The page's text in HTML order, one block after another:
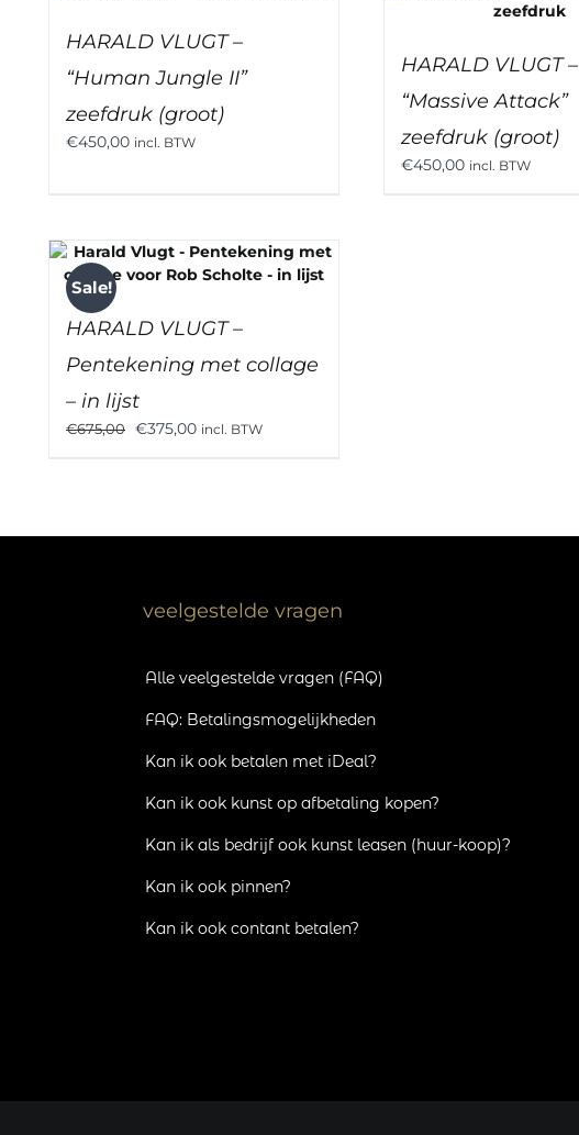
HARALD VLUGT –
“Human Jungle II”
zeefdruk (groot)
€450,00 incl. BTW
HARALD VLUGT –
“Massive Attack”
zeefdruk (groot)
€450,00 incl. BTW
Sale!
HARALD VLUGT –
Pentekening met collage
– in lijst
€675,00 Oorspronkelijke
€375,00Huidige
incl. BTW
veelgestelde vragen
Alle veelgestelde vragen (FAQ)
FAQ: Betalingsmogelijkheden
Kan ik ook betalen met iDeal?
Kan ik ook kunst op afbetaling kopen?
Kan ik als bedrijf ook kunst leasen (huur-koop)?
Kan ik ook pinnen?
Kan ik ook contant betalen?